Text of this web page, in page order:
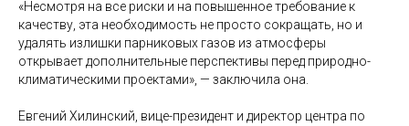
«Несмотря на все риски и на повышенное требование к
качеству, эта необходимость не просто сокращать, но и
удалять излишки парниковых газов из атмосферы
открывает дополнительные перспективы перед природно-
климатическими проектами», — заключила она.
Евгений Хилинский, вице-президент и директор центра по